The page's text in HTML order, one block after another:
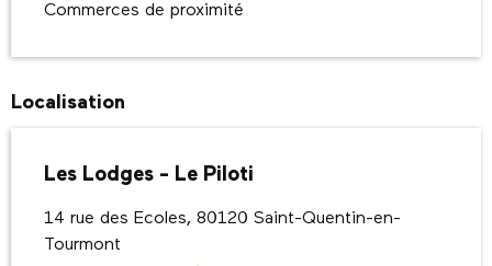
Commerces de proximité
Localisation
Les Lodges - Le Piloti
14 rue des Ecoles, 80120 Saint-Quentin-en-
Tourmont